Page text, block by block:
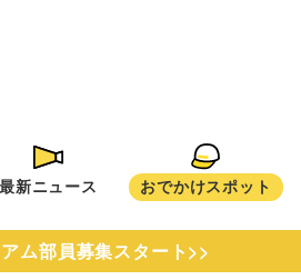
最新ニュース おでかけスポット
ム部員募集スタート>>